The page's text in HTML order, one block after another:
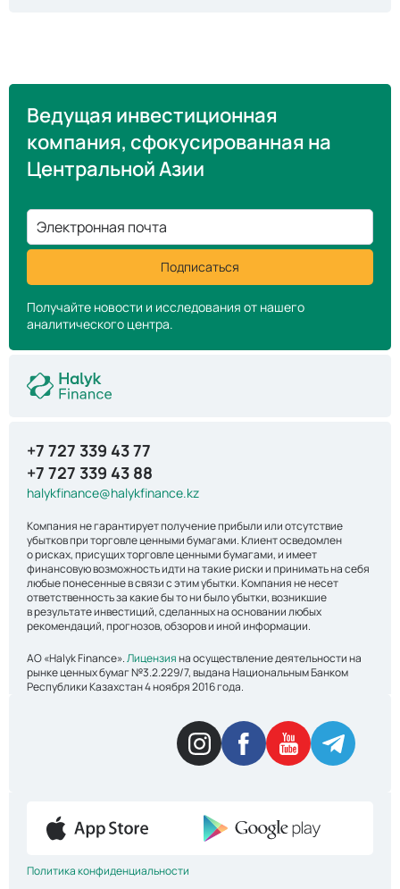
Ведущая инвестиционная
компания, сфокусированная на
Центральной Азии
Электронная почта
Подписаться
Получайте новости и исследования от нашего
аналитического центра.
+7 727 339 43 77
+7 727 339 43 88
halykfinance@halykfinance.kz
Компания не гарантирует получение прибыли или отсутствие
убытков при торговле ценными бумагами. Клиент осведомлен
о рисках, присущих торговле ценными бумагами, и имеет
финансовую возможность идти на такие риски и принимать на себя
любые понесенные в связи с этим убытки. Компания не несет
ответственность за какие бы то ни было убытки, возникшие
в результате инвестиций, сделанных на основании любых
рекомендаций, прогнозов, обзоров и иной информации.
АО «Halyk Finance».Лицензияна осуществление деятельности на
рынке ценных бумаг №3.2.229/7, выдана Национальным Банком
Республики Казахстан 4 ноября 2016 года.
Политика конфиденциальности